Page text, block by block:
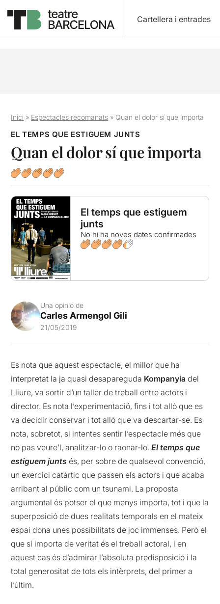
Cartellera i entrades
Inici » Espectacles recomanats » Quan el dolor sí que importa
EL TEMPS QUE ESTIGUEM JUNTS
Quan el dolor sí que importa
El temps que estiguem
junts
No hi ha noves dates confirmades
Una opinió de
Carles Armengol Gili
21/05/2019
Es nota que aquest espectacle, el millor que ha
interpretat la ja quasi desapareguda Kompanyia del
Lliure, va sortir d’un taller de treball entre actors i
director. Es nota l’experimentació, fins i tot allò que es
va decidir conservar i tot allò que va descartar-se. Es
nota, sobretot, si intentes sentir l’espectacle més que
no pas veure’l, analitzar-lo o raonar-lo.El temps que
estiguem junts és, per sobre de qualsevol convenció,
un exercici catàrtic que passen els actors i que acaba
arribant al públic com un tsunami. La proposta
argumental és potser el que menys importa, tot i que la
superposició de dues realitats temporals en el mateix
espai dona unes possibilitats de joc immenses. Però el
que sí importa de veritat és el treball actoral, i en
aquest cas és d’admirar l’absoluta predisposició i la
total generositat de tots els intèrprets, del primer a
l’últim.